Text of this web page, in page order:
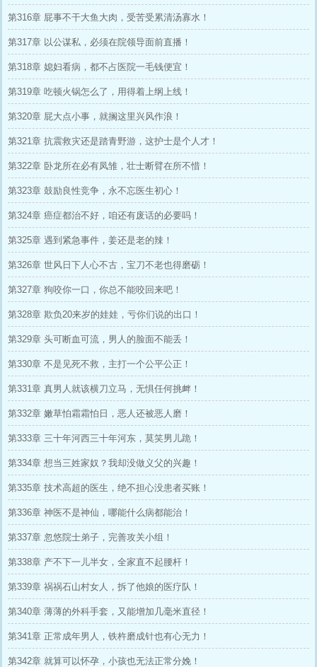
第316章 屁事不干大鱼大肉，受苦受累清汤寡水！
第317章 以公谋私，必须在院领导面前直播！
第318章 媳妇看病，都不占医院一毛钱便宜！
第319章 吃顿火锅怎么了，用得着上纲上线！
第320章 屁大点小事，就搁这里兴风作浪！
第321章 抗震救灾还是踏青野游，这护士是个人才！
第322章 卧龙所在必有凤雏，壮士断臂在所不惜！
第323章 鼓励良性竞争，永不忘医生初心！
第324章 癌症都治不好，咱还有废话的必要吗！
第325章 遇到紧急事件，姜还是老的辣！
第326章 世风日下人心不古，宝刀不老也得磨砺！
第327章 狗咬你一口，你总不能咬回来吧！
第328章 欺负20来岁的娃娃，亏你们说的出口！
第329章 头可断血可流，男人的脸面不能丢！
第330章 不是见死不救，主打一个公平公正！
第331章 真男人就该横刀立马，无惧任何挑衅！
第332章 嫩草怕霜霜怕日，恶人还被恶人磨！
第333章 三十年河西三十年河东，莫笑男儿跪！
第334章 想当三姓家奴？我却没做义父的兴趣！
第335章 技术高超的医生，绝不担心没患者买账！
第336章 神医不是神仙，哪能什么病都能治！
第337章 忽悠院士弟子，完善攻关小组！
第338章 产不下一儿半女，全家直不起腰杆！
第339章 祸祸石山村女人，拆了他娘的医疗队！
第340章 薄薄的外科手套，又能增加几毫米直径！
第341章 正常成年男人，铁杵磨成针也有心无力！
第342章 就算可以怀孕，小孩也无法正常分娩！